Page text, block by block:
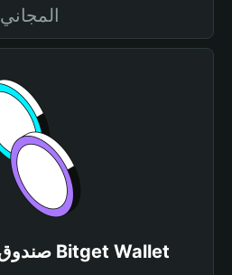
المجاني
صندوق حماية محفظة Bitget Wallet